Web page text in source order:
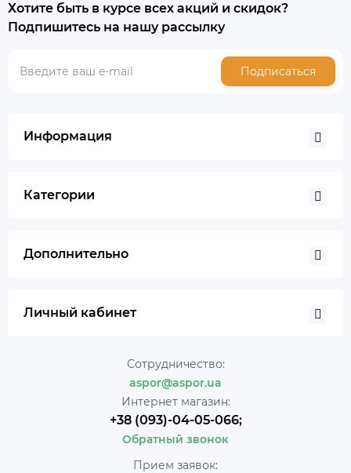
Хотите быть в курсе всех акций и скидок?
Подпишитесь на нашу рассылку
Подписаться
Информация
Категории
Дополнительно
Личный кабинет
Сотрудничество:
aspor@aspor.ua
Интернет магазин:
+38 (093)-04-05-066;
Обратный звонок
Прием заявок: